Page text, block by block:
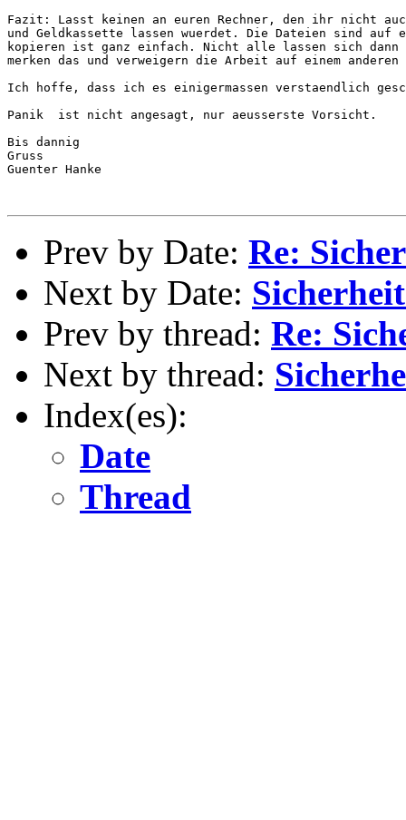
Fazit: Lasst keinen an euren Rechner, den ihr nicht
und Geldkassette lassen wuerdet. Die Dateien sind auf
kopieren ist ganz einfach. Nicht alle lassen sich dann
merken das und verweigern die Arbeit auf einem anderen
Ich hoffe, dass ich es einigermassen verstaendlich
Panik  ist nicht angesagt, nur aeusserste Vorsicht.
Bis dannig
Gruss
Guenter Hanke
Prev by Date: Re:
Next by Date:
Prev by thread: Re:
Next by thread:
Index(es):
Date
Thread